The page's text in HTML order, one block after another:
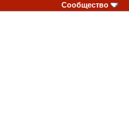
Сообщество